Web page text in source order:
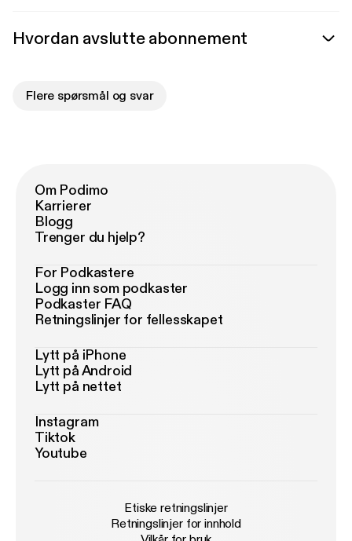
Hvordan avslutte abonnement
Flere spørsmål og svar
Om Podimo
Karrierer
Blogg
Trenger du hjelp?
For Podkastere
Logg inn som podkaster
Podkaster FAQ
Retningslinjer for fellesskapet
Lytt på iPhone
Lytt på Android
Lytt på nettet
Instagram
Tiktok
Youtube
Etiske retningslinjer
Retningslinjer for innhold